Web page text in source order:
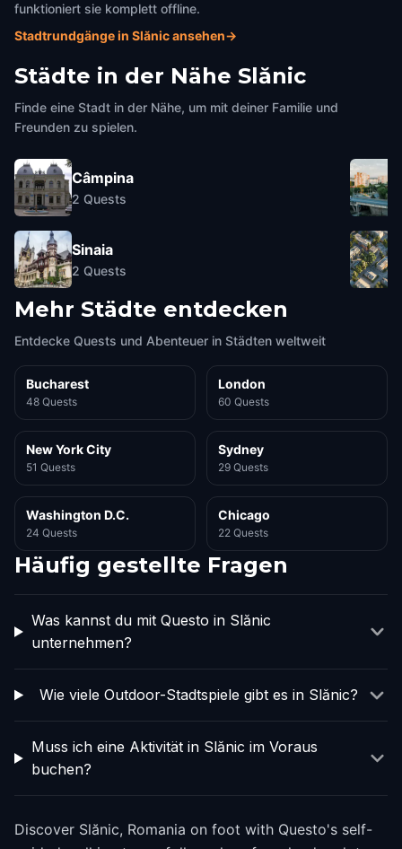
funktioniert sie komplett offline.
Stadtrundgänge in Slănic ansehen→
Städte in der Nähe Slănic
Finde eine Stadt in der Nähe, um mit deiner Familie und
Freunden zu spielen.
Câmpina
2 Quests
Sinaia
2 Quests
Mehr Städte entdecken
Entdecke Quests und Abenteuer in Städten weltweit
Bucharest
48 Quests
London
60 Quests
New York City
51 Quests
Sydney
29 Quests
Washington D.C.
24 Quests
Chicago
22 Quests
Häufig gestellte Fragen
Was kannst du mit Questo in Slănic
unternehmen?
Wie viele Outdoor-Stadtspiele gibt es in Slănic?
Muss ich eine Aktivität in Slănic im Voraus
buchen?
Discover Slănic, Romania on foot with Questo's self-